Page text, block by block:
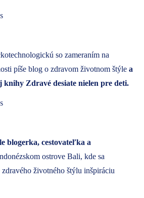
so zameraním na
píše blog o zdravom životnom štýle a
Zdravé desiate nielen pre deti.
blogerka, cestovateľka a
ostrove Bali, kde sa
životného štýlu inšpiráciu